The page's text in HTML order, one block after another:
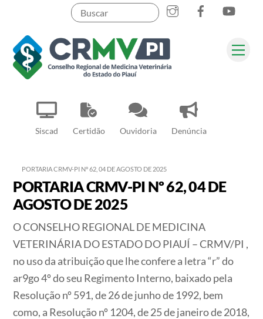
content
Siscad Certidão Ouvidoria Denúncia
InstagramFacebook
Pesquisar
PORTARIA CRMV-PI Nº 62, 04 DE AGOSTO DE 2025
PORTARIA CRMV-PI Nº 62, 04 DE
AGOSTO DE 2025
O CONSELHO REGIONAL DE MEDICINA
VETERINÁRIA DO ESTADO DO PIAUÍ – CRMV/PI ,
no uso da atribuição que lhe confere a letra “r” do
ar9go 4º do seu Regimento Interno, baixado pela
Resolução nº 591, de 26 de junho de 1992, bem
como, a Resolução nº 1204, de 25 de janeiro de 2018,